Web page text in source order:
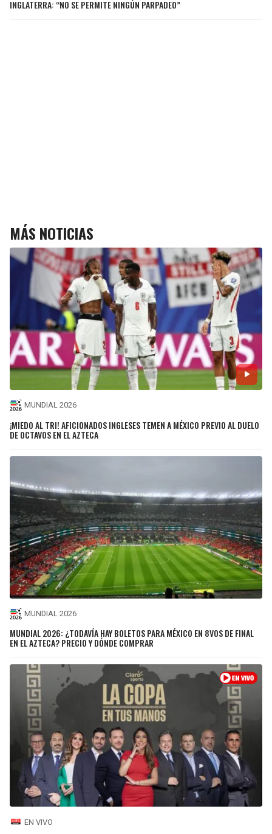
INGLATERRA: “NO SE PERMITE NINGÚN PARPADEO”
MÁS NOTICIAS
MUNDIAL 2026
¡MIEDO AL TRI! AFICIONADOS INGLESES TEMEN A MÉXICO PREVIO AL DUELO
DE OCTAVOS EN EL AZTECA
MUNDIAL 2026
MUNDIAL 2026: ¿TODAVÍA HAY BOLETOS PARA MÉXICO EN 8VOS DE FINAL
EN EL AZTECA? PRECIO Y DÓNDE COMPRAR
EN VIVO